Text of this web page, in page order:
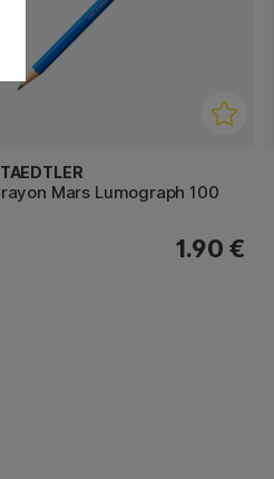
Mars Lumograph 100
1.90 €